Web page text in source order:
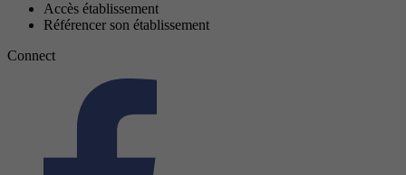
Accès établissement
Référencer son établissement
Connect